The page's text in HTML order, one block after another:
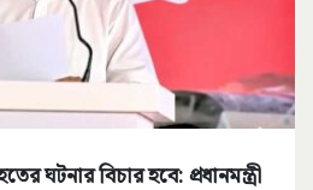
ঘটনার বিচার হবে: প্রধানমন্ত্রী